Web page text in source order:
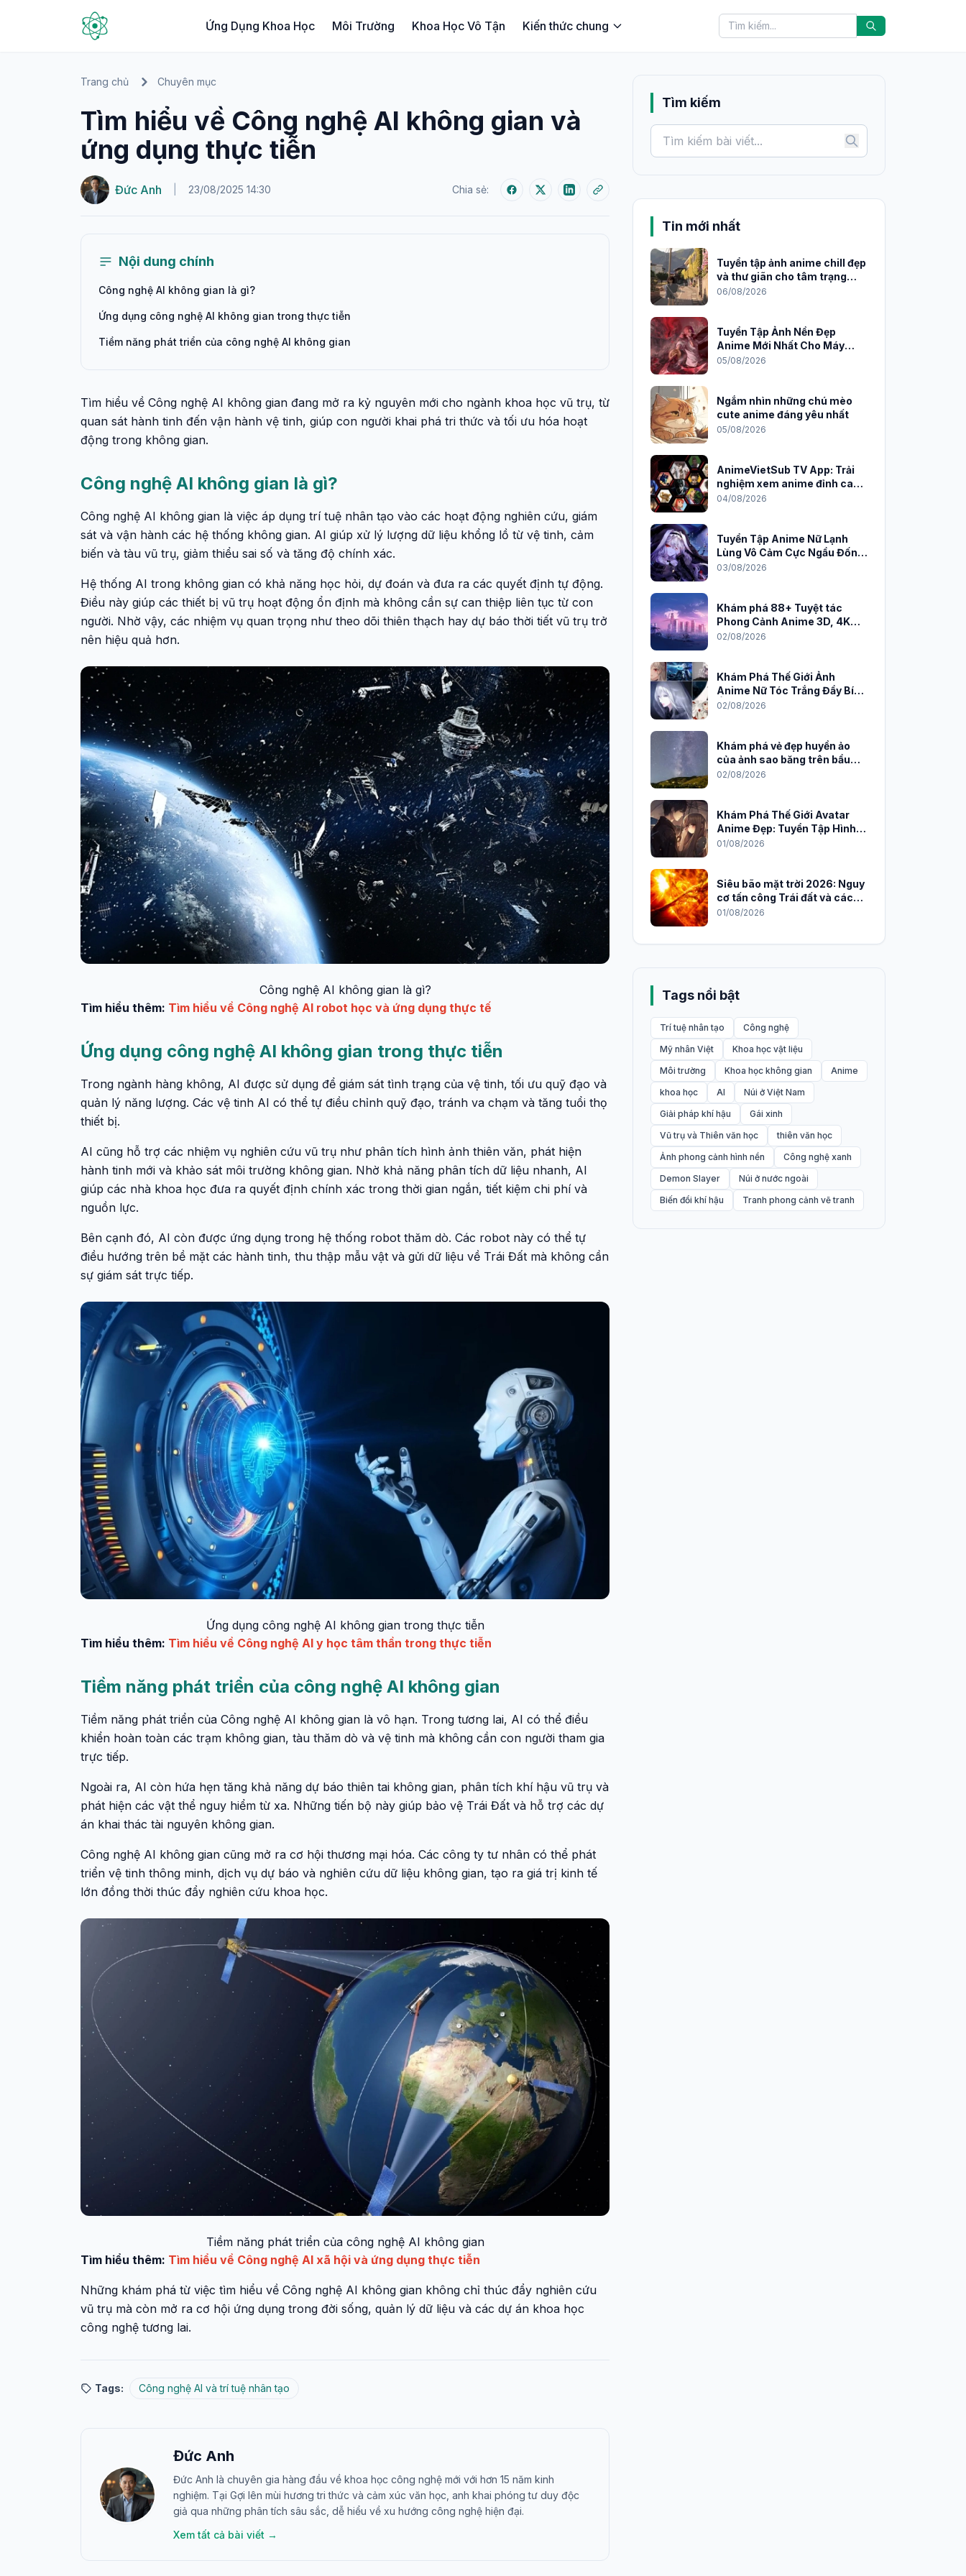
Ứng Dụng Khoa Học Môi Trường Khoa Học Vô Tận Kiến thức chung
Trang chủ Chuyên mục
Tìm hiểu về Công nghệ AI không gian và
ứng dụng thực tiễn
Đức Anh 23/08/2025 14:30 Chia sẻ:
Nội dung chính
Công nghệ AI không gian là gì?
Ứng dụng công nghệ AI không gian trong thực tiễn
Tiềm năng phát triển của công nghệ AI không gian
Tìm hiểu về Công nghệ AI không gian đang mở ra kỷ nguyên mới cho ngành khoa học vũ trụ, từ
quan sát hành tinh đến vận hành vệ tinh, giúp con người khai phá tri thức và tối ưu hóa hoạt
động trong không gian.
Công nghệ AI không gian là gì?
Công nghệ AI không gian là việc áp dụng trí tuệ nhân tạo vào các hoạt động nghiên cứu, giám
sát và vận hành các hệ thống không gian. AI giúp xử lý lượng dữ liệu khổng lồ từ vệ tinh, cảm
biến và tàu vũ trụ, giảm thiểu sai số và tăng độ chính xác.
Hệ thống AI trong không gian có khả năng học hỏi, dự đoán và đưa ra các quyết định tự động.
Điều này giúp các thiết bị vũ trụ hoạt động ổn định mà không cần sự can thiệp liên tục từ con
người. Nhờ vậy, các nhiệm vụ quan trọng như theo dõi thiên thạch hay dự báo thời tiết vũ trụ trở
nên hiệu quả hơn.
Công nghệ AI không gian là gì?
Tìm hiểu thêm: Tìm hiểu về Công nghệ AI robot học và ứng dụng thực tế
Ứng dụng công nghệ AI không gian trong thực tiễn
Trong ngành hàng không, AI được sử dụng để giám sát tình trạng của vệ tinh, tối ưu quỹ đạo và
quản lý năng lượng. Các vệ tinh AI có thể tự điều chỉnh quỹ đạo, tránh va chạm và tăng tuổi thọ
thiết bị.
AI cũng hỗ trợ các nhiệm vụ nghiên cứu vũ trụ như phân tích hình ảnh thiên văn, phát hiện
hành tinh mới và khảo sát môi trường không gian. Nhờ khả năng phân tích dữ liệu nhanh, AI
giúp các nhà khoa học đưa ra quyết định chính xác trong thời gian ngắn, tiết kiệm chi phí và
nguồn lực.
Bên cạnh đó, AI còn được ứng dụng trong hệ thống robot thăm dò. Các robot này có thể tự
điều hướng trên bề mặt các hành tinh, thu thập mẫu vật và gửi dữ liệu về Trái Đất mà không cần
sự giám sát trực tiếp.
Ứng dụng công nghệ AI không gian trong thực tiễn
Tìm hiểu thêm: Tìm hiểu về Công nghệ AI y học tâm thần trong thực tiễn
Tiềm năng phát triển của công nghệ AI không gian
Tiềm năng phát triển của Công nghệ AI không gian là vô hạn. Trong tương lai, AI có thể điều
khiển hoàn toàn các trạm không gian, tàu thăm dò và vệ tinh mà không cần con người tham gia
trực tiếp.
Ngoài ra, AI còn hứa hẹn tăng khả năng dự báo thiên tai không gian, phân tích khí hậu vũ trụ và
phát hiện các vật thể nguy hiểm từ xa. Những tiến bộ này giúp bảo vệ Trái Đất và hỗ trợ các dự
án khai thác tài nguyên không gian.
Công nghệ AI không gian cũng mở ra cơ hội thương mại hóa. Các công ty tư nhân có thể phát
triển vệ tinh thông minh, dịch vụ dự báo và nghiên cứu dữ liệu không gian, tạo ra giá trị kinh tế
lớn đồng thời thúc đẩy nghiên cứu khoa học.
Tiềm năng phát triển của công nghệ AI không gian
Tìm hiểu thêm: Tìm hiểu về Công nghệ AI xã hội và ứng dụng thực tiễn
Những khám phá từ việc tìm hiểu về Công nghệ AI không gian không chỉ thúc đẩy nghiên cứu
vũ trụ mà còn mở ra cơ hội ứng dụng trong đời sống, quản lý dữ liệu và các dự án khoa học
công nghệ tương lai.
Tags: Công nghệ AI và trí tuệ nhân tạo
Đức Anh
Đức Anh là chuyên gia hàng đầu về khoa học công nghệ mới với hơn 15 năm kinh
nghiệm. Tại Gợi lên mùi hương tri thức và cảm xúc văn học, anh khai phóng tư duy độc
giả qua những phân tích sâu sắc, dễ hiểu về xu hướng công nghệ hiện đại.
Xem tất cả bài viết →
Tìm kiếm
Tin mới nhất
Tuyển tập ảnh anime chill đẹp
và thư giãn cho tâm trạng
2026
06/08/2026
Tuyển Tập Ảnh Nền Đẹp
Anime Mới Nhất Cho Máy
Tính 2026
05/08/2026
Ngắm nhìn những chú mèo
cute anime đáng yêu nhất
05/08/2026
AnimeVietSub TV App: Trải
nghiệm xem anime đỉnh cao
trên PC
04/08/2026
Tuyển Tập Anime Nữ Lạnh
Lùng Vô Cảm Cực Ngầu Đốn
Tim Fan
03/08/2026
Khám phá 88+ Tuyệt tác
Phong Cảnh Anime 3D, 4K
Sắc Nét
02/08/2026
Khám Phá Thế Giới Ảnh
Anime Nữ Tóc Trắng Đầy Bí
Ẩn và Quyến Rũ
02/08/2026
Khám phá vẻ đẹp huyền ảo
của ảnh sao băng trên bầu
trời đêm
02/08/2026
Khám Phá Thế Giới Avatar
Anime Đẹp: Tuyển Tập Hình
Nền Độc Đáo Cho Năm 2026
01/08/2026
Siêu bão mặt trời 2026: Nguy
cơ tấn công Trái đất và cách
phòng chống
01/08/2026
Tags nổi bật
Trí tuệ nhân tạo
Công nghệ
Mỹ nhân Việt
Khoa học vật liệu
Môi trường
Khoa học không gian
Anime
khoa học
AI
Núi ở Việt Nam
Giải pháp khí hậu
Gái xinh
Vũ trụ và Thiên văn học
thiên văn học
Ảnh phong cảnh hình nền
Công nghệ xanh
Demon Slayer
Núi ở nước ngoài
Biến đổi khí hậu
Tranh phong cảnh vẽ tranh